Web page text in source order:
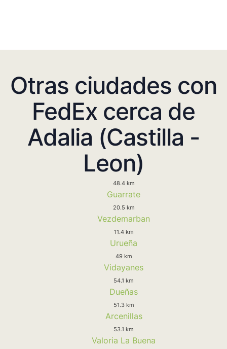
Otras ciudades con
FedEx cerca de
Adalia (Castilla -
Leon)
48.4 km
Guarrate
20.5 km
Vezdemarban
11.4 km
Urueña
49 km
Vidayanes
54.1 km
Dueñas
51.3 km
Arcenillas
53.1 km
Valoria La Buena